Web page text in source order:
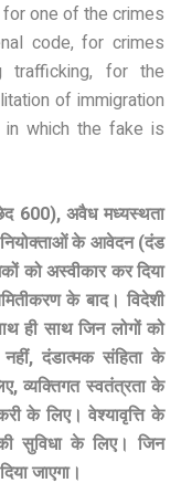
one of the crimes
code, for crimes
trafficking, for the
of immigration
in which the fake is
600), अवैध मध्यस्थता
नियोक्ताओं के आवेदन (दंड
को अस्वीकार कर दिया
के बाद। विदेशी
ही साथ जिन लोगों को
दंडात्मक संहिता के
व्यक्तिगत स्वतंत्रता के
के लिए। वेश्यावृत्ति के
सुविधा के लिए। जिन
जाएगा।